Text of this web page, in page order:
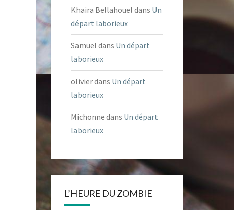
Khaira Bellahouel dans Un
départ laborieux
Samuel dans Un départ
laborieux
olivierdans Un départ
laborieux
Michonne dans Un départ
laborieux
L’HEURE DU ZOMBIE